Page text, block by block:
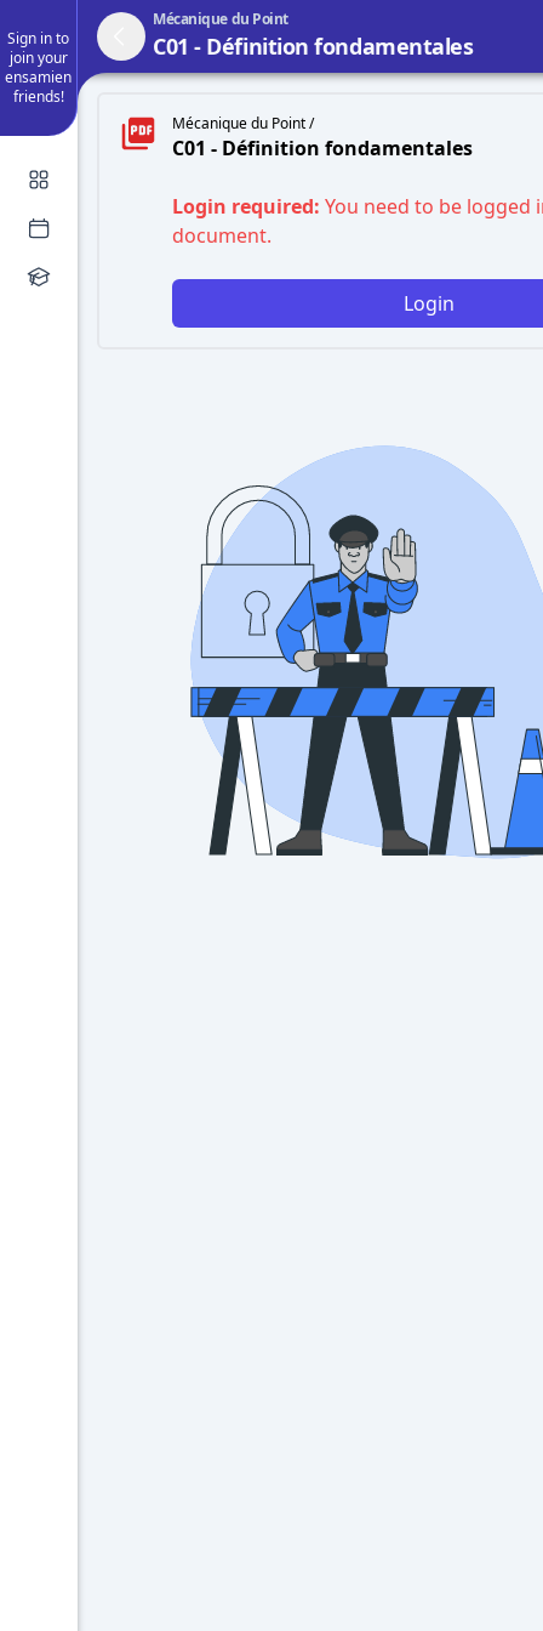
Sign in to
join your
ensamien
friends!
Mécanique du Point
C01 - Définition fondamentales
Mécanique du Point /
C01 - Définition fondamentales
Login required: You need to be logged
document.
Login